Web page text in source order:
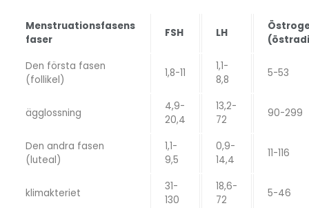
Menstruationsfasens
faser
FSH LH
Den första fasen
(follikel)
1,8-11
1,1-
8,8
5-53
ägglossning
4,9-
20,4
13,2-
72
90-299
Den andra fasen
(luteal)
1,1-
9,5
0,9-
14,4
11-116
klimakteriet
31-
130
18,6-
72
5-46